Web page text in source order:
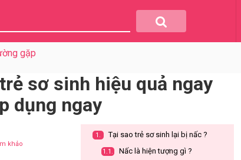
gặp
sơ sinh hiệu quả ngay
dụng ngay
khảo
1. Tại sao trẻ sơ sinh lại bị nấc ?
1.1. Nấc là hiện tượng gì ?